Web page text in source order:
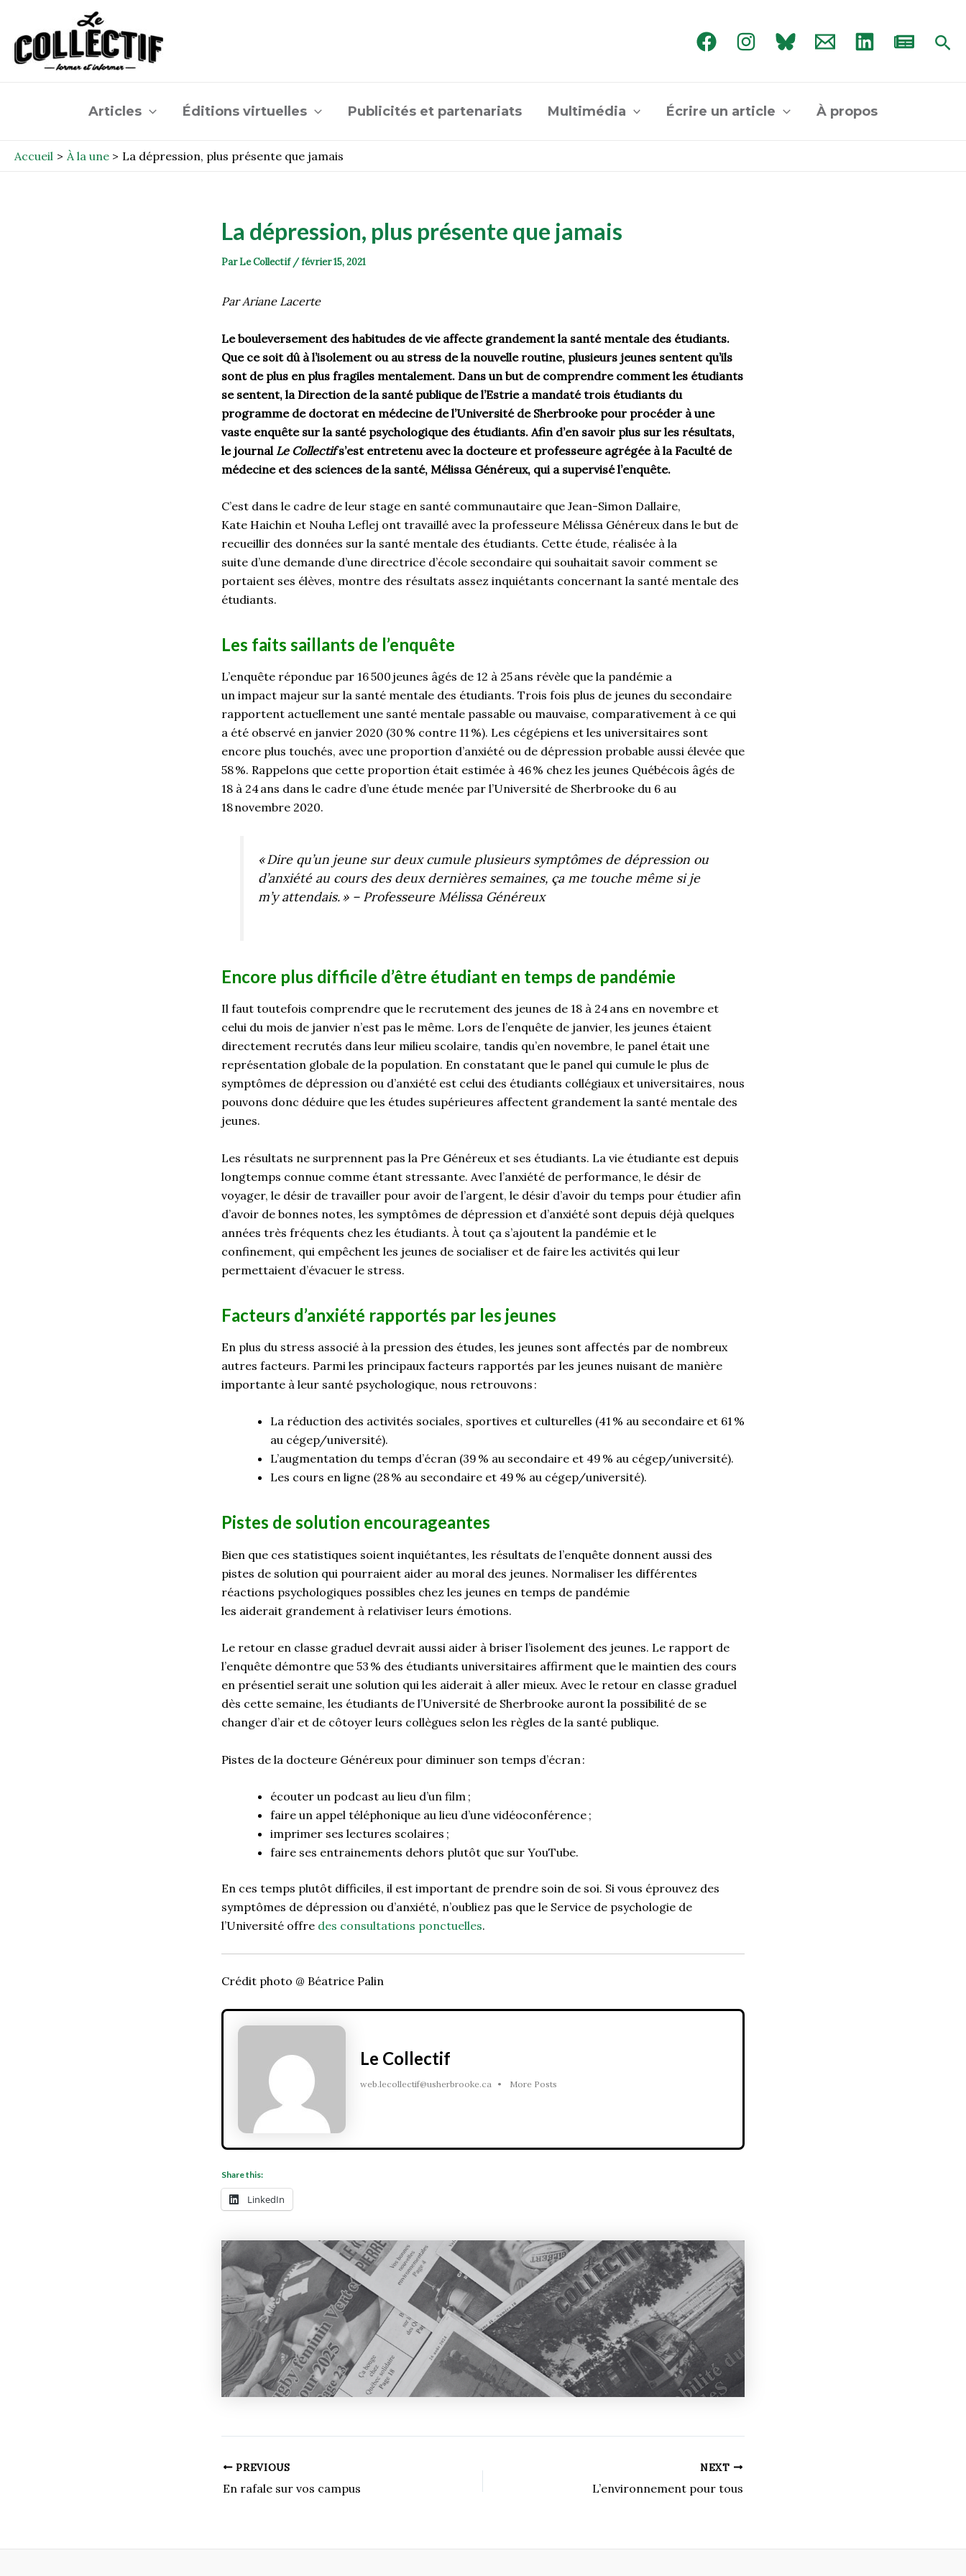
contenu
Articles Éditions virtuelles Publicités et partenariats Multimédia Écrire un article À propos
Accueil À la une La dépression, plus présente que jamais
La dépression, plus présente que jamais
ParLe Collectif /février 15, 2021
Par Ariane Lacerte
Le bouleversement des habitudes de vie affecte grandement la santé mentale des étudiants.
Que ce soit dû à l’isolement ou au stress de la nouvelle routine, plusieurs jeunes sentent qu’ils
sont de plus en plus fragiles mentalement. Dans un but de comprendre comment les étudiants
se sentent, la Direction de la santé publique de l’Estrie a mandaté trois étudiants du
programme de doctorat en médecine de l’Université de Sherbrooke pour procéder à une
vaste enquête sur la santé psychologique des étudiants. Afin d’en savoir plus sur les résultats,
le journal Le Collectifs’est entretenu avec la docteure et professeure agrégée à la Faculté de
médecine et des sciences de la santé, Mélissa Généreux, qui a supervisé l’enquête.
C’est dans le cadre de leur stage en santé communautaire que Jean-Simon Dallaire,
Kate Haichin et Nouha Leflej ont travaillé avec la professeure Mélissa Généreux dans le but de
recueillir des données sur la santé mentale des étudiants. Cette étude, réalisée à la
suite d’une demande d’une directrice d’école secondaire qui souhaitait savoir comment se
portaient ses élèves, montre des résultats assez inquiétants concernant la santé mentale des
étudiants.
Les faits saillants de l’enquête
L’enquête répondue par 16500 jeunes âgés de 12 à 25ans révèle que la pandémie a
un impact majeur sur la santé mentale des étudiants. Trois fois plus de jeunes du secondaire
rapportent actuellement une santé mentale passable ou mauvaise, comparativement à ce qui
a été observé en janvier 2020 (30 % contre 11 %). Les cégépiens et les universitaires sont
encore plus touchés, avec une proportion d’anxiété ou de dépression probable aussi élevée que
58%. Rappelons que cette proportion était estimée à 46% chez les jeunes Québécois âgés de
18 à 24ans dans le cadre d’une étude menée par l’Université de Sherbrooke du 6 au
18novembre 2020.
«Dire qu’un jeune surdeuxcumule plusieurs symptômes de dépression ou
d’anxiété au cours des deux dernières semaines, ça me touche même si je
m’y attendais.» – Professeure Mélissa Généreux
Encore plus difficile d’être étudiant en temps de pandémie
Il faut toutefois comprendre que le recrutement des jeunes de 18 à 24ans en novembre et
celui du mois de janvier n’est pas le même. Lors de l’enquête de janvier, les jeunes étaient
directement recrutés dans leur milieu scolaire, tandis qu’en novembre, le panel était une
représentation globale de la population. En constatant que le panel qui cumule le plus de
symptômes de dépression ou d’anxiété est celui des étudiants collégiauxet universitaires, nous
pouvons donc déduire que les études supérieures affectent grandement la santé mentale des
jeunes.
Les résultats ne surprennent pas la Pre Généreux et ses étudiants. La vie étudiante est depuis
longtemps connue comme étant stressante. Avec l’anxiété de performance, le désir de
voyager, le désir de travailler pour avoir de l’argent, le désir d’avoir du temps pour étudier afin
d’avoir de bonnes notes, les symptômes de dépression et d’anxiété sont depuis déjà quelques
années très fréquents chez les étudiants. À tout ça s’ajoutent la pandémie et le
confinement, qui empêchent les jeunes de socialiser et de faire les activités qui leur
permettaient d’évacuer le stress.
Facteurs d’anxiété rapportés par les jeunes
En plus du stress associé à la pression des études, les jeunes sont affectés par de nombreux
autres facteurs. Parmi les principaux facteurs rapportés par les jeunes nuisant de manière
importante à leur santé psychologique, nous retrouvons :
La réduction des activités sociales, sportives et culturelles (41 % au secondaire et 61 %
au cégep/université).
L’augmentation du temps d’écran (39 % au secondaire et 49 % au cégep/université).
Les cours en ligne (28% au secondaire et 49 % au cégep/université).
Pistes de solution encourageantes
Bien que ces statistiques soient inquiétantes, les résultats de l’enquête donnent aussi des
pistes de solution qui pourraient aider au moral des jeunes. Normaliser les différentes
réactions psychologiques possibles chez les jeunes en temps de pandémie
les aiderait grandement à relativiser leurs émotions.
Le retour en classe graduel devrait aussi aider à briser l’isolement des jeunes. Le rapport de
l’enquête démontre que 53 % des étudiants universitaires affirment que le maintien des cours
en présentiel serait une solution qui les aiderait à aller mieux. Avec le retour en classe graduel
dès cette semaine, les étudiants de l’Université de Sherbrooke auront la possibilité de se
changer d’air et de côtoyer leurs collègues selon les règles de la santé publique.
Pistes de la docteure Généreux pour diminuer son temps d’écran :
écouter un podcast au lieu d’un film ;
faire un appel téléphonique au lieu d’une vidéoconférence ;
imprimer ses lectures scolaires ;
faire ses entrainements dehors plutôt que sur YouTube.
En ces temps plutôt difficiles, il est important de prendre soin de soi. Si vous éprouvez des
symptômes de dépression ou d’anxiété, n’oubliez pas que le Service de psychologie de
l’Université offre des consultations ponctuelles.
Crédit photo @ Béatrice Palin
Le Collectif
web.lecollectif@usherbrooke.ca • More Posts
Share this:
LinkedIn
PREVIOUS
En rafale sur vos campus
NEXT
L’environnement pour tous